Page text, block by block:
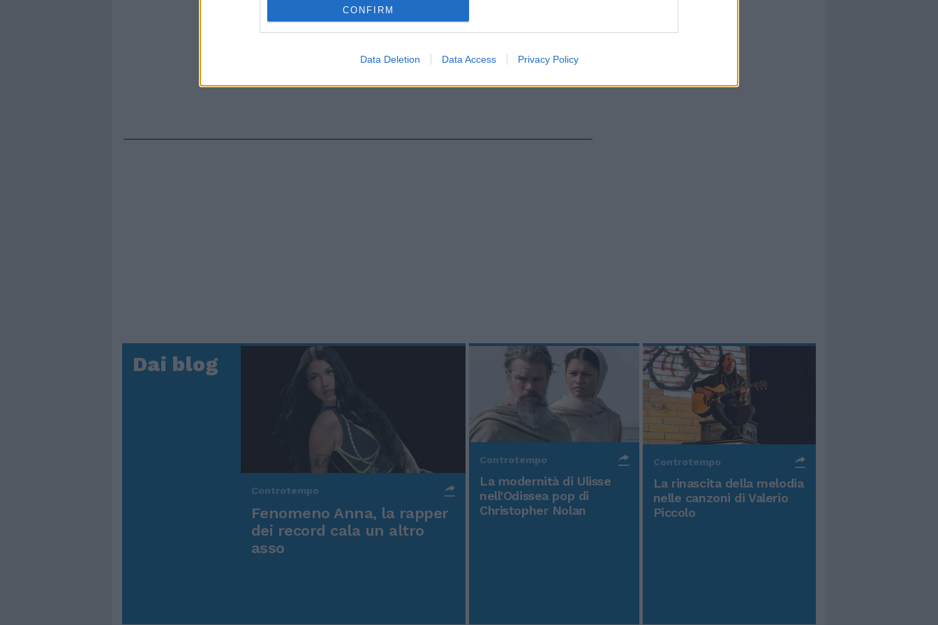
CONFIRM
Data Deletion Data Access Privacy Policy
Dai blog
Controtempo
Fenomeno Anna, la rapper
dei record cala un altro
asso
Controtempo
La modernità di Ulisse
nell'Odissea pop di
Christopher Nolan
Controtempo
La rinascita della melodia
nelle canzoni di Valerio
Piccolo